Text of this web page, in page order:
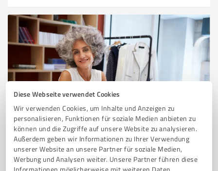
Diese Webseite verwendet Cookies
Wir verwenden Cookies, um Inhalte und Anzeigen zu
personalisieren, Funktionen für soziale Medien anbieten zu
können und die Zugriffe auf unsere Website zu analysieren.
Außerdem geben wir Informationen zu Ihrer Verwendung
unserer Website an unsere Partner für soziale Medien,
Werbung und Analysen weiter. Unsere Partner führen diese
Sie möchten auch hier gelistet werden?
Registrieren Sie sich jetzt und werden Sie ein von
Kunden empfohlener ProvenExpert!